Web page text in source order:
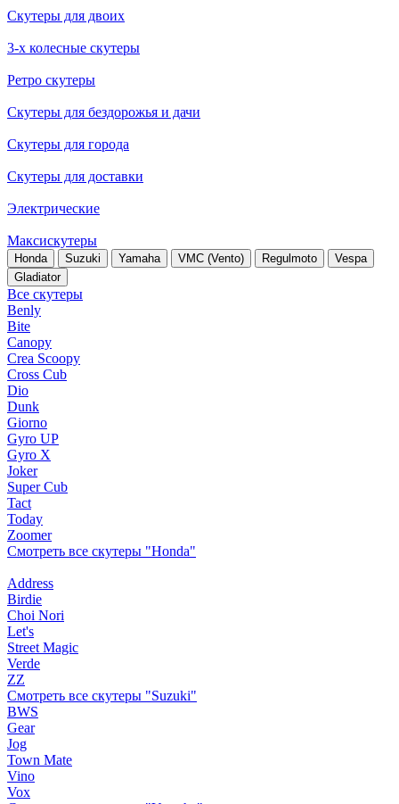
Скутеры для двоих
3-х колесные скутеры
Ретро скутеры
Скутеры для бездорожья и дачи
Скутеры для города
Скутеры для доставки
Электрические
Максискутеры
Honda Suzuki Yamaha VMC (Vento) Regulmoto
Vespa
Gladiator
Все скутеры
Benly
Bite
Canopy
Crea Scoopy
Cross Cub
Dio
Dunk
Giorno
Gyro UP
Gyro X
Joker
Super Cub
Tact
Today
Zoomer
Смотреть все скутеры "Honda"
Address
Birdie
Choi Nori
Let's
Street Magic
Verde
ZZ
Смотреть все скутеры "Suzuki"
BWS
Gear
Jog
Town Mate
Vino
Vox